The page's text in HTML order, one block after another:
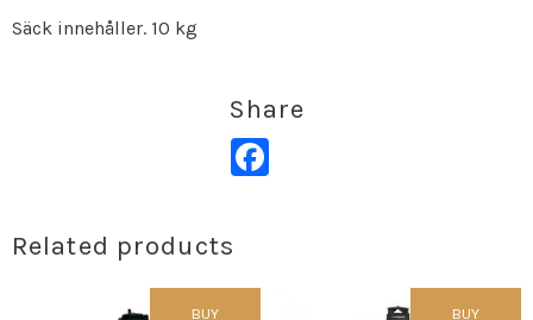
Säck innehåller. 10 kg
Share
Facebook
Related products
BUY BUY